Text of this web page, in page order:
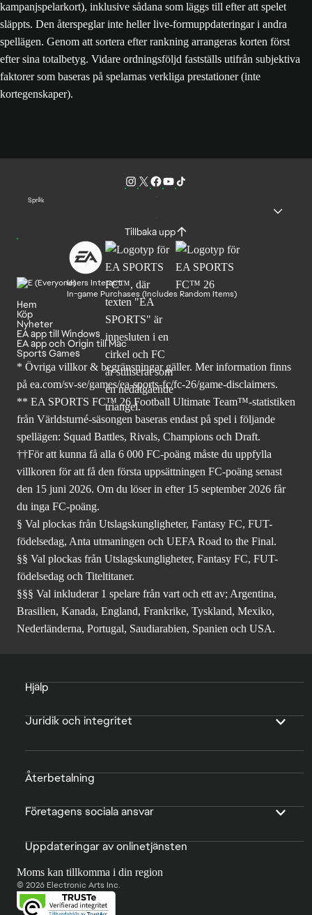
kampanjspelarkort), inklusive sådana som läggs till efter att spelet
släppts. Den återspeglar inte heller live-formuppdateringar i andra
spellägen. Genom att sortera efter rankning arrangeras korten först
efter sina totalbetyg. Vidare ordningsföljd fastställs utifrån subjektiva
faktorer som baseras på spelarnas verkliga prestationer (inte
kortegenskaper).
Språk
Tillbaka upp
Users Interact
In-game Purchases (Includes Random Items)
Hem
Köp
Nyheter
EA app till Windows
EA app och Origin till Mac
Sports Games
* Övriga villkor & begränsningar gäller. Merinformation finns
på ea.com/sv-se/games/ea-sports-fc/fc-26/game-disclaimers.
** EA SPORTS FC™ 26 Football Ultimate Team™-statistiken
från Världsturné-säsongen baseras endast på spel i följande
spellägen: Squad Battles, Rivals, Champions och Draft.
††För att kunna få alla 6 000 FC-poäng måste du uppfylla
villkoren för att få den första uppsättningen FC-poäng senast
den 15 juni 2026. Om du löser in efter 15 september 2026 får
du inga FC-poäng.
§ Val plockas från Utslagskungligheter, Fantasy FC, FUT-
födelsedag, Anta utmaningen och UEFA Road to the Final.
§§ Val plockas från Utslagskungligheter, Fantasy FC, FUT-
födelsedag och Titeltitaner.
§§§ Val inkluderar 1 spelare från vart och ett av; Argentina,
Brasilien, Kanada, England, Frankrike, Tyskland, Mexiko,
Nederländerna, Portugal, Saudiarabien, Spanien och USA.
Hjälp
Juridik och integritet
Återbetalning
Företagens sociala ansvar
Uppdateringar av onlinetjänsten
Moms kan tillkomma i din region
© 2026 Electronic Arts Inc.